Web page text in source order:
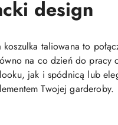
design
koszulka taliowana to
na co dzień do pracy
jak i spódnicą lub
Twojej garderoby.